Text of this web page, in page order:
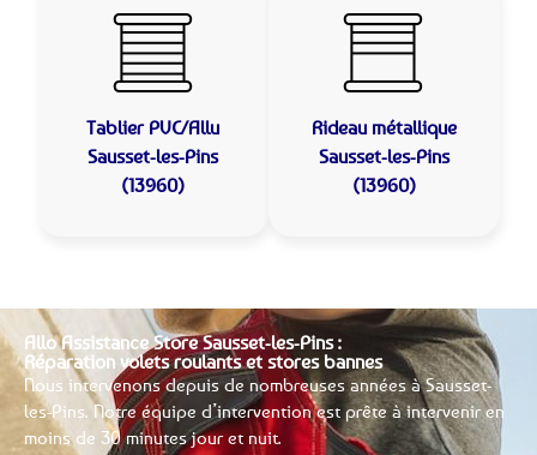
Tablier PVC/Allu
Sausset-les-Pins
(13960)
Rideau métallique
Sausset-les-Pins
(13960)
Allo Assistance Store Sausset-les-Pins :
Réparation volets roulants et stores bannes
Nous intervenons depuis de nombreuses années à Sausset-
les-Pins. Notre équipe d’intervention est prête à intervenir en
moins de 30 minutes jour et nuit.